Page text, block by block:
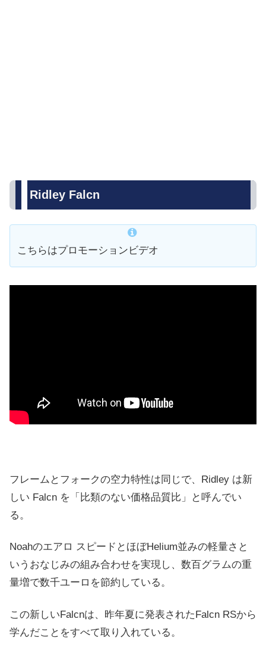
Ridley Falcn
こちらはプロモーションビデオ
フレームとフォークの空力特性は同じで、Ridley は新
しい Falcn を「比類のない価格品質比」と呼んでい
る。
Noahのエアロ スピードとほぼHelium並みの軽量さと
いうおなじみの組み合わせを実現し、数百グラムの重
量増で数千ユーロを節約している。
この新しいFalcnは、昨年夏に発表されたFalcn RSから
学んだことをすべて取り入れている。